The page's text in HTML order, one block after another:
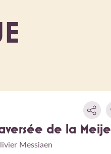
de la Meije
Messiaen